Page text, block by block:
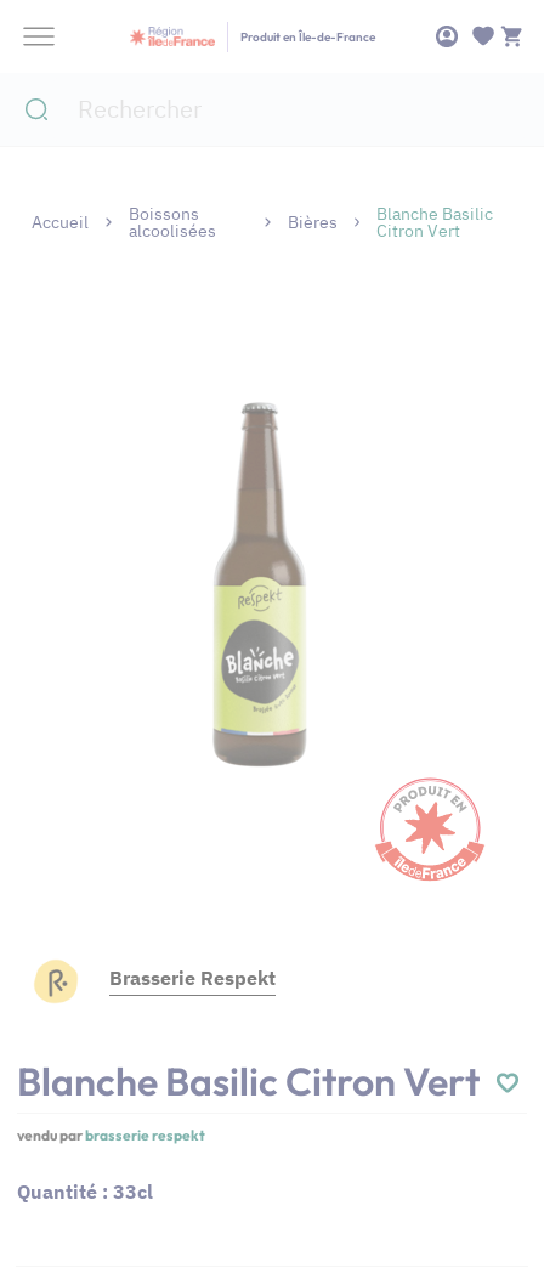
Produit en Île-de-France
Accueil Boissons
alcoolisées Bières Blanche Basilic
Citron Vert
Brasserie Respekt
Blanche Basilic Citron Vert
vendu parbrasserie respekt
Quantité : 33cl